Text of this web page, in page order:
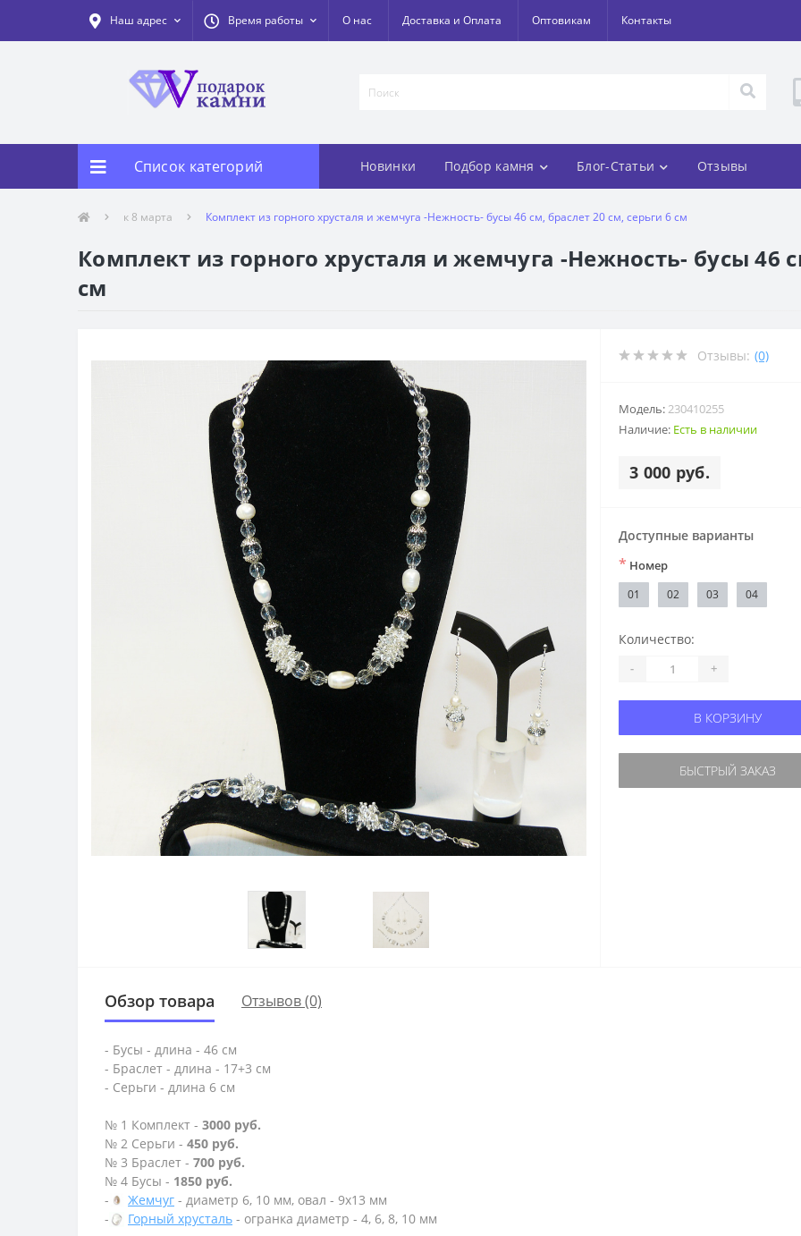
Наш адрес Время работы О нас Доставка и Оплата Оптовикам Контакты
Список категорий Новинки Подбор камня Блог-Статьи Отзывы
к 8 марта Комплект из горного хрусталя и жемчуга -Нежность- бусы 46 см, браслет 20 см, серьги 6 см
Комплект из горного хрусталя и жемчуга -Нежность- бусы 46
см
Отзывы: (0)
Модель: 230410255
Наличие: Есть в наличии
3 000 руб.
Доступные варианты
* Номер
01 02 03 04
Количество:
- +
В КОРЗИНУ
БЫСТРЫЙ ЗАКАЗ
Обзор товара Отзывов (0)
- Бусы - длина - 46 см
- Браслет - длина - 17+3 см
- Серьги - длина 6 см
№ 1 Комплект - 3000 руб.
№ 2 Серьги - 450 руб.
№ 3 Браслет - 700 руб.
№ 4 Бусы - 1850 руб.
-
Жемчуг - диаметр 6, 10 мм, овал - 9х13 мм
-
Горный хрусталь - огранка диаметр - 4, 6, 8, 10 мм